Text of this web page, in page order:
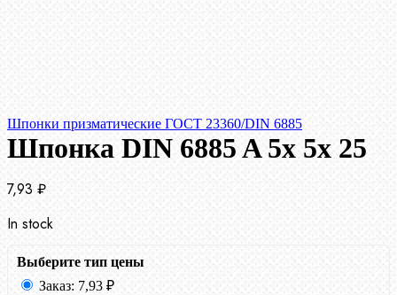
Шпонки призматические ГОСТ 23360/DIN 6885
Шпонка DIN 6885 A 5x 5x 25
7,93 ₽
In stock
Выберите тип цены
Заказ: 7,93 ₽